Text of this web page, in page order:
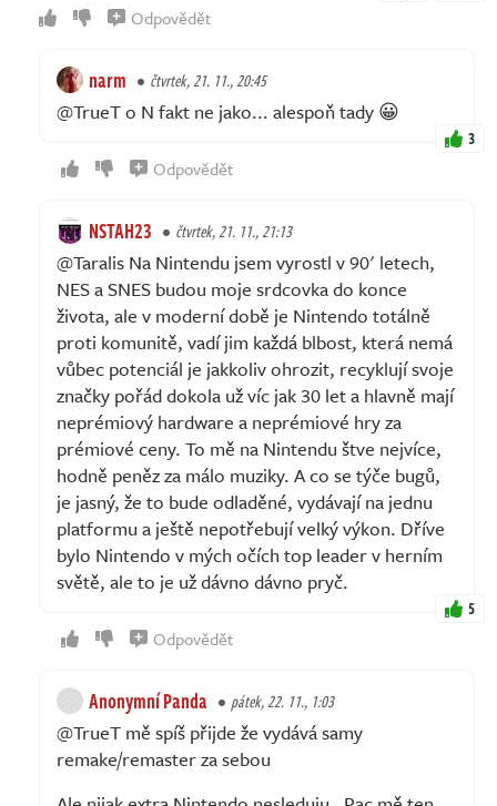
Odpovědět
narm čtvrtek, 21. 11., 20:45
@TrueT o N fakt ne jako... alespoň tady 😀
3
Odpovědět
NSTAH23 čtvrtek, 21. 11., 21:13
@Taralis Na Nintendu jsem vyrostl v 90' letech,
NES a SNES budou moje srdcovka do konce
života, ale v moderní době je Nintendo totálně
proti komunitě, vadí jim každá blbost, která nemá
vůbec potenciál je jakkoliv ohrozit, recyklují svoje
značky pořád dokola už víc jak 30 let a hlavně mají
neprémiový hardware a neprémiové hry za
prémiové ceny. To mě na Nintendu štve nejvíce,
hodně peněz za málo muziky. A co se týče bugů,
je jasný, že to bude odladěné, vydávají na jednu
platformu a ještě nepotřebují velký výkon. Dříve
bylo Nintendo v mých očích top leader v herním
světě, ale to je už dávno dávno pryč.
5
Odpovědět
Anonymní Panda pátek, 22. 11., 1:03
@TrueT mě spíš přijde že vydává samy
remake/remaster za sebou